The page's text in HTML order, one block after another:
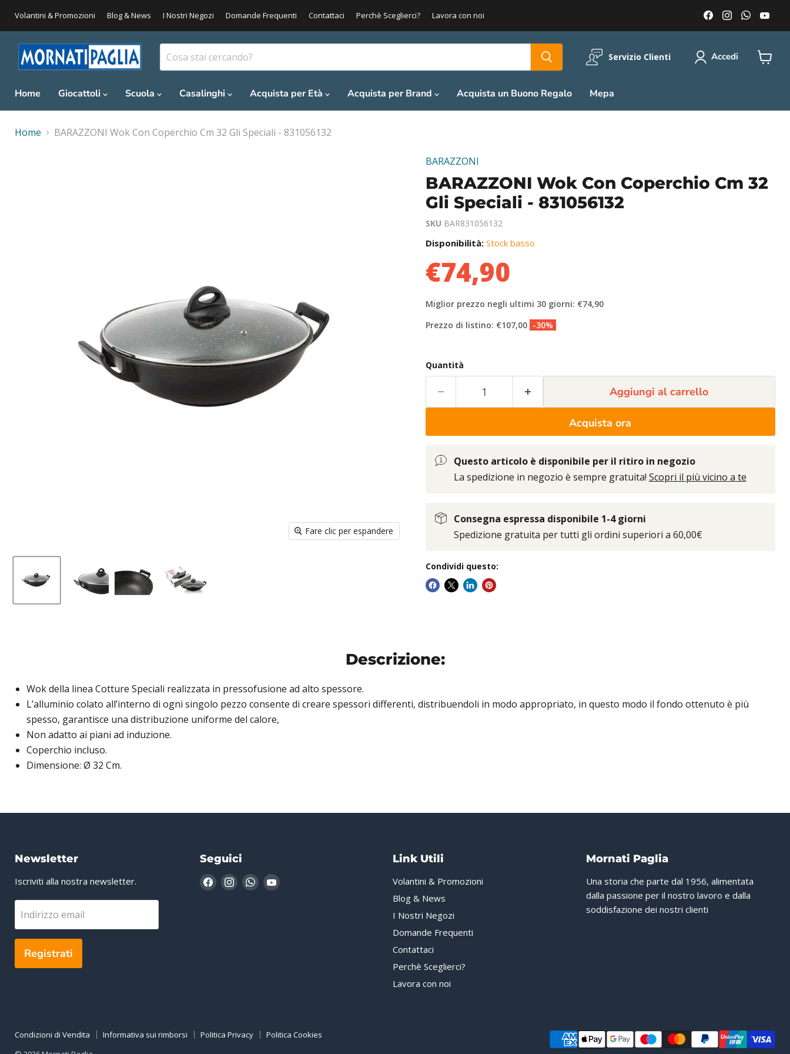
Volantini & Promozioni Blog & News I Nostri Negozi Domande Frequenti Contattaci Perchè Sceglierci? Lavora con noi
Trovaci
su
Facebook
Trovaci
su
Instagram
Trovaci
su
Servizio Clienti Accedi
Home Giocattoli Scuola Casalinghi Acquista per Età Acquista per Brand Acquista un Buono Regalo Mepa
Home BARAZZONI Wok Con Coperchio Cm 32 Gli Speciali - 831056132
Fare clic per espandere
BARAZZONI
BARAZZONI Wok Con Coperchio Cm 32
Gli Speciali - 831056132
SKU BAR831056132
Disponibilità: Stock basso
€74,90
Miglior prezzo negli ultimi 30 giorni: €74,90
Prezzo di listino: €107,00 -30%
Quantità
Aggiungi al carrello
Acquista ora
Questo articolo è disponibile per il ritiro in negozio
La spedizione in negozio è sempre gratuita! Scopri il più vicino a te
Consegna espressa disponibile 1-4 giorni
Spedizione gratuita per tutti gli ordini superiori a 60,00€
Condividi questo:
Descrizione:
Wok della linea Cotture Speciali realizzata in pressofusione ad alto spessore.
L’alluminio colato all’interno di ogni singolo pezzo consente di creare spessori differenti, distribuendoli in modo appropriato, in questo modo il fondo ottenuto è più
spesso, garantisce una distribuzione uniforme del calore,
Non adatto ai piani ad induzione.
Coperchio incluso.
Dimensione: Ø 32 Cm.
Newsletter
Iscriviti alla nostra newsletter.
Indirizzo email
Registrati
Seguici
TrovaciTrovaciTrovaciTrovaci
Link Utili
Volantini & Promozioni
Blog & News
I Nostri Negozi
Domande Frequenti
Contattaci
Perchè Sceglierci?
Lavora con noi
Mornati Paglia
Una storia che parte dal 1956, alimentata
dalla passione per il nostro lavoro e dalla
soddisfazione dei nostri clienti
Condizioni di Vendita Informativa sui rimborsi Politica Privacy
Politica Cookies